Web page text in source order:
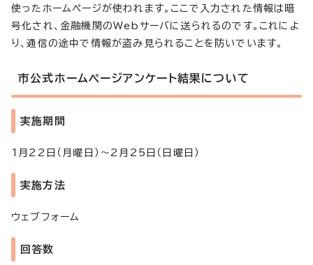
使ったホームページが使われます。ここで入力された情報は暗
号化され、金融機関のWebサーバに送られるのです。これによ
り、通信の途中で情報が盗み見られることを防いでいます。
市公式ホームページアンケート結果について
実施期間
1月22日（月曜日）～2月25日（日曜日）
実施方法
ウェブフォーム
回答数